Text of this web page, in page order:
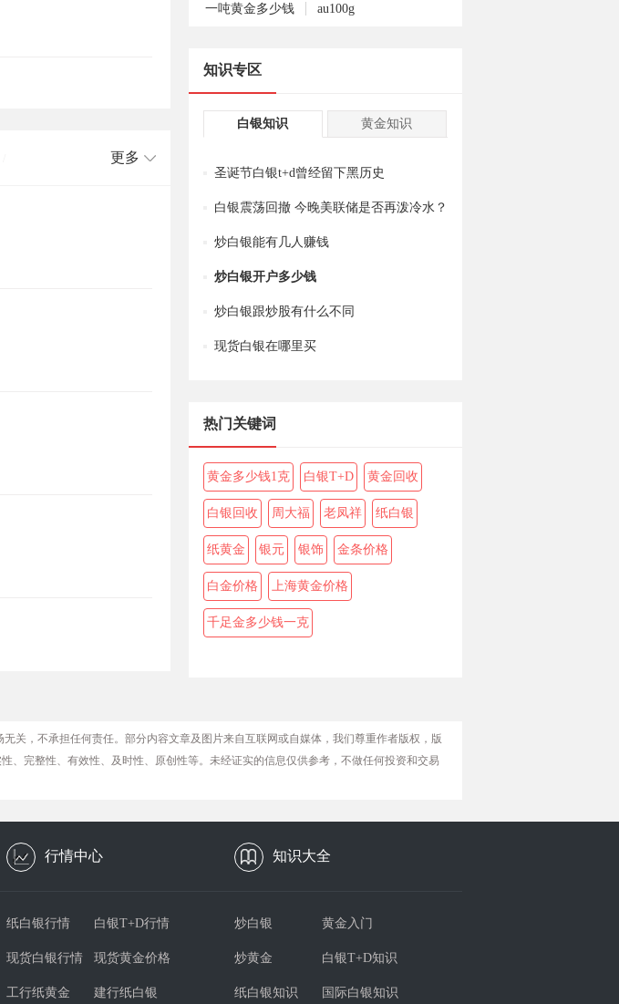
更多
一吨黄金多少钱 au100g
知识专区
白银知识 黄金知识
圣诞节白银t+d曾经留下黑历史
白银震荡回撤 今晚美联储是否再泼冷水？
炒白银能有几人赚钱
炒白银开户多少钱
炒白银跟炒股有什么不同
现货白银在哪里买
热门关键词
黄金多少钱1克 白银T+D 黄金回收
白银回收 周大福 老凤祥 纸白银
纸黄金 银元 银饰 金条价格
白金价格 上海黄金价格
千足金多少钱一克
关，不承担任何责任。部分内容文章及图片来自互联网或自媒体，我们尊重作者版权，版
完整性、有效性、及时性、原创性等。未经证实的信息仅供参考，不做任何投资和交易
行情中心 知识大全
纸白银行情 白银T+D行情
现货白银行情 现货黄金价格
工行纸黄金 建行纸白银
炒白银 黄金入门
炒黄金 白银T+D知识
纸白银知识 国际白银知识